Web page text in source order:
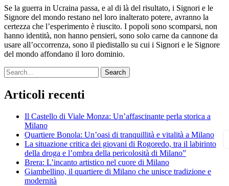
Se la guerra in Ucraina passa, e al di là del risultato, i Signori e le
Signore del mondo restano nel loro inalterato potere, avranno la
certezza che l’esperimento è riuscito. I popoli sono scomparsi, non
hanno identità, non hanno pensieri, sono solo carne da cannone da
usare all’occorrenza, sono il piedistallo su cui i Signori e le Signore
del mondo affondano il loro dominio.
Search
Articoli recenti
Il Castello di Viale Monza: Un’affascinante perla storica a
Milano
Quartiere Bonola: Un’oasi di tranquillità e vitalità a Milano
La situazione critica dei giovani di Rogoredo, tra il labirinto
della droga e l’ombra della pericolosità di Milano”
Brera: L’incanto artistico nel cuore di Milano
Giambellino, il quartiere di Milano che unisce tradizione e
modernità